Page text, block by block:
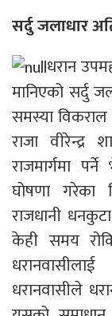
सर्दु जलाधार
धरान
मानिएको सर्दु
समस्या
राजा वीरेन्द्र
राजमार्गमा
घोषणा गरेका
राजधानी
केही समय
धरानवासीले